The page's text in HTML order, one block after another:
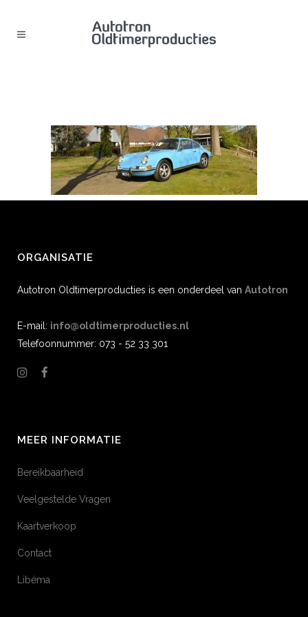
ORGANISATIE
Autotron Oldtimerproducties is een onderdeel van Autotron
E-mail: info@oldtimerproducties.nl
Telefoonnummer: 073 - 52 33 301
MEER INFORMATIE
Bereikbaarheid
Veelgestelde Vragen
Kaartverkoop
Contact
Libéma